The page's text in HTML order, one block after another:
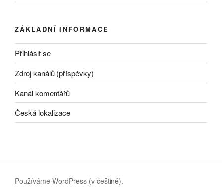
ZÁKLADNÍ INFORMACE
Přihlásit se
Zdroj kanálů (příspěvky)
Kanál komentářů
Česká lokalizace
Používáme WordPress (v češtině).